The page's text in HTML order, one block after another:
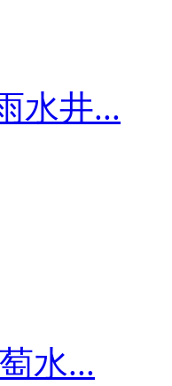
水井...
水...